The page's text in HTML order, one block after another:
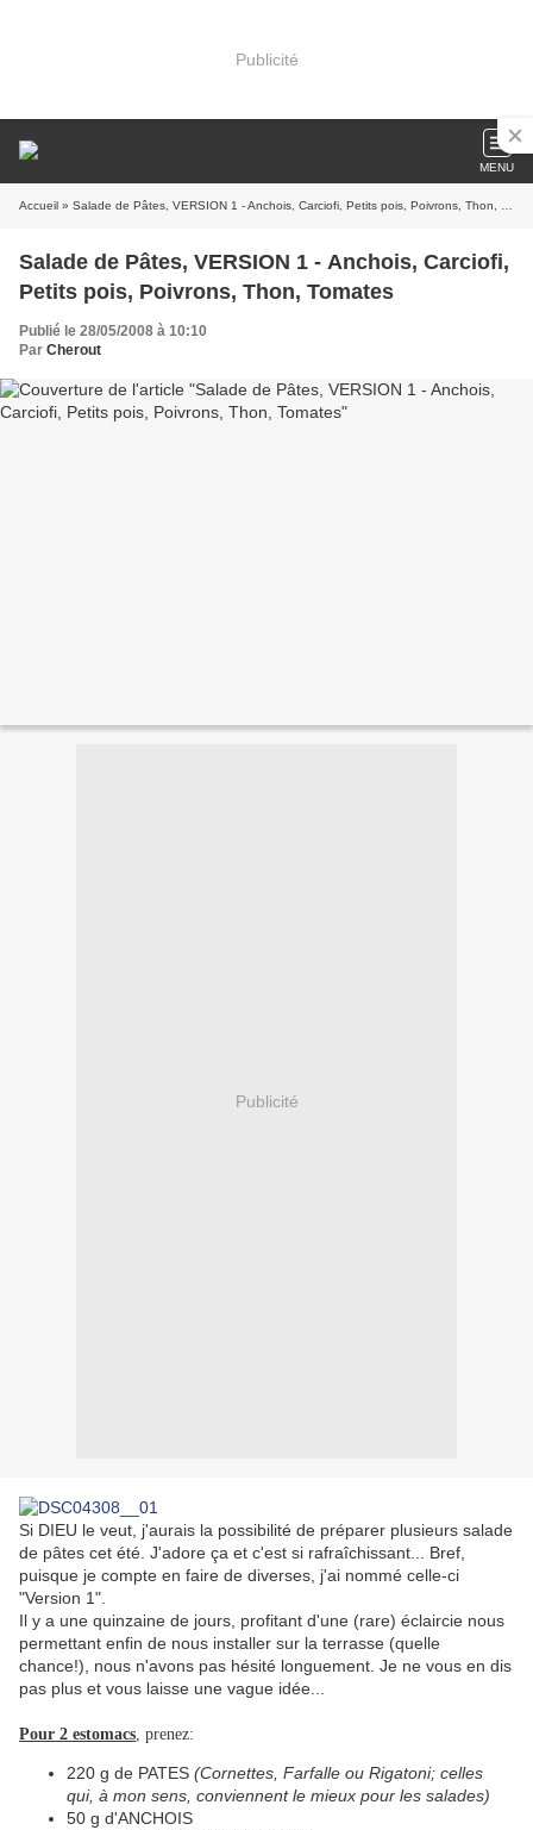
Publicité
MENU
Accueil » Salade de Pâtes, VERSION 1 - Anchois, Carciofi, Petits pois, Poivrons, Thon, Tomates
Salade de Pâtes, VERSION 1 - Anchois, Carciofi,
Petits pois, Poivrons, Thon, Tomates
Publié le 28/05/2008 à 10:10
Par Cherout
Publicité
Si DIEU le veut, j'aurais la possibilité de préparer plusieurs salade
de pâtes cet été. J'adore ça et c'est si rafraîchissant... Bref,
puisque je compte en faire de diverses, j'ai nommé celle-ci
"Version 1".
Il y a une quinzaine de jours, profitant d'une (rare) éclaircie nous
permettant enfin de nous installer sur la terrasse (quelle
chance!), nous n'avons pas hésité longuement. Je ne vous en dis
pas plus et vous laisse une vague idée...
Pour 2 estomacs, prenez:
220 g de PATES (Cornettes, Farfalle ou Rigatoni; celles
qui, à mon sens, conviennent le mieux pour les salades)
50 g d'ANCHOIS